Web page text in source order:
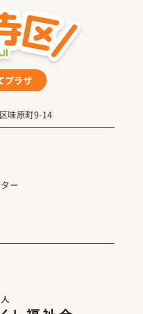
味原町9-14
ー